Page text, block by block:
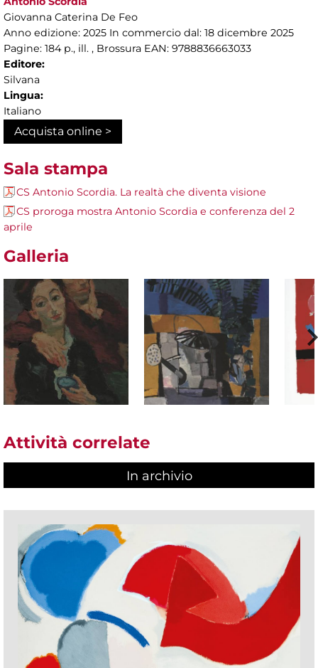
Giovanna Caterina De Feo
Anno edizione: 2025 In commercio dal: 18 dicembre 2025
Pagine: 184 p., ill. , Brossura EAN: 9788836663033
Editore:
Silvana
Lingua:
Italiano
Acquista online >
Sala stampa
CS Antonio Scordia. La realtà che diventa visione
CS proroga mostra Antonio Scordia e conferenza del 2
aprile
Galleria
Attività correlate
In archivio